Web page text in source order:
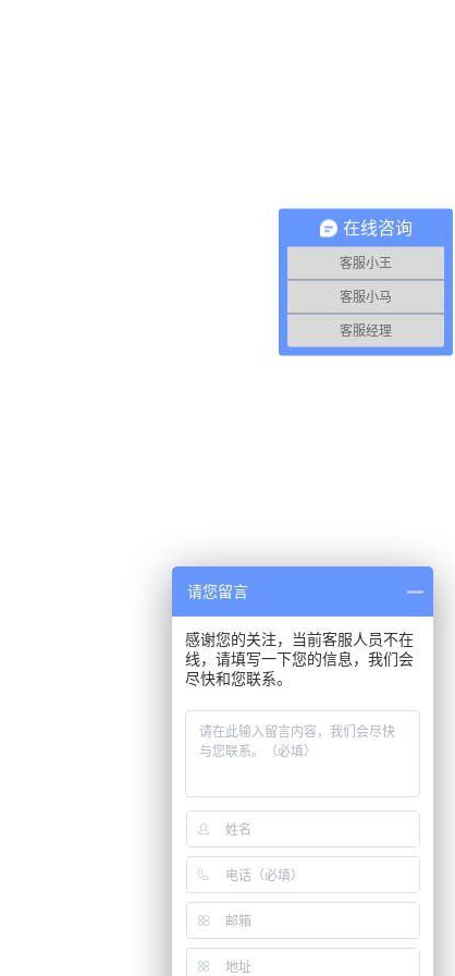
在线咨询
客服小王
客服小马
客服经理
请您留言
感谢您的关注，当前客服人员不在
线，请填写一下您的信息，我们会
尽快和您联系。